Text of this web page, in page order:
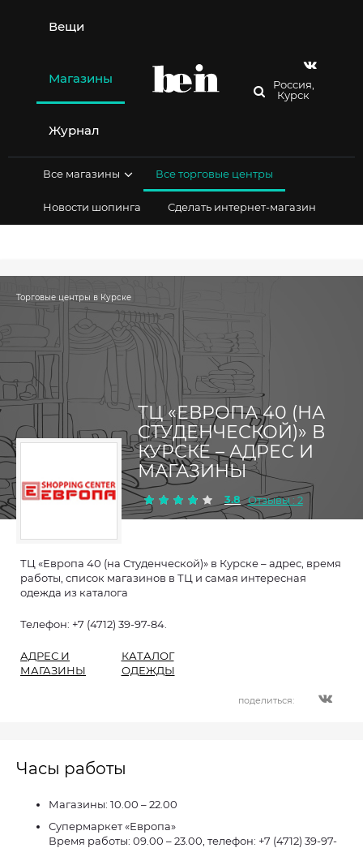
содержимому
Вещи
Магазины
Журнал
Россия,
Курск
Все магазины Все торговые центры
Новости шопинга Сделать интернет-магазин
Торговые центры в Курске
ТЦ «ЕВРОПА 40 (НА
СТУДЕНЧЕСКОЙ)» В
КУРСКЕ – АДРЕС И
МАГАЗИНЫ
3.8 Отзывы : 2
ТЦ «Европа 40 (на Студенческой)» в Курске – адрес, время
работы, список магазинов в ТЦ и самая интересная
одежда из каталога
Телефон: +7 (4712) 39-97-84.
АДРЕС И
МАГАЗИНЫ
КАТАЛОГ
ОДЕЖДЫ
поделиться:
Часы работы
Магазины: 10.00 – 22.00
Супермаркет «Европа»
Время работы: 09.00 – 23.00, телефон: +7 (4712) 39-97-